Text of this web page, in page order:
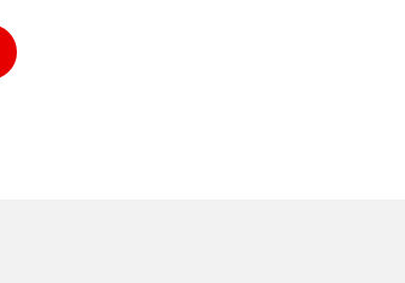
de pagos a terceros, abre en ventana nueva